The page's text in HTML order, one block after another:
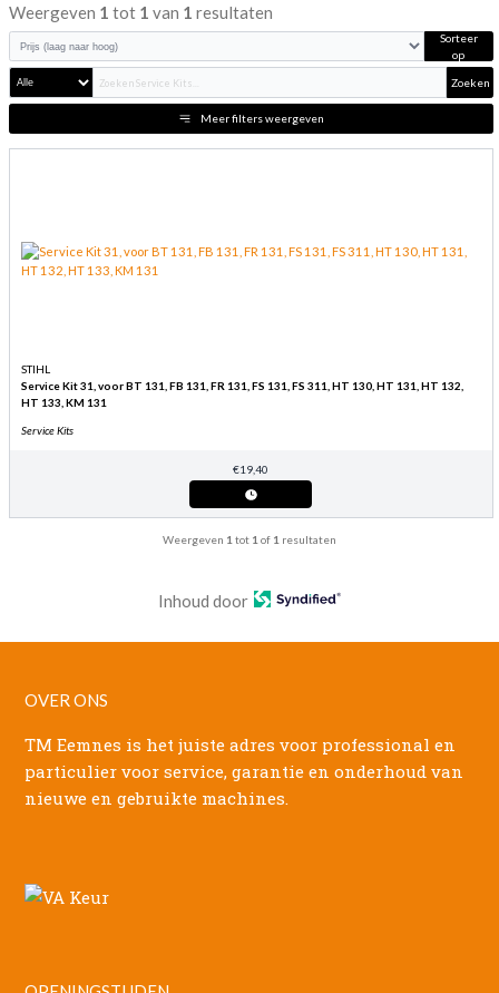
Weergeven 1 tot 1 van 1 resultaten
Sorteer
op
Zoeken
Meer filters weergeven
STIHL
Service Kit 31, voor BT 131, FB 131, FR 131, FS 131, FS 311, HT 130, HT 131, HT 132,
HT 133, KM 131
Service Kits
€19,40
Weergeven 1 tot 1 of 1 resultaten
Inhoud door
OVER ONS
TM Eemnes is het juiste adres voor professional en
particulier voor service, garantie en onderhoud van
nieuwe en gebruikte machines.